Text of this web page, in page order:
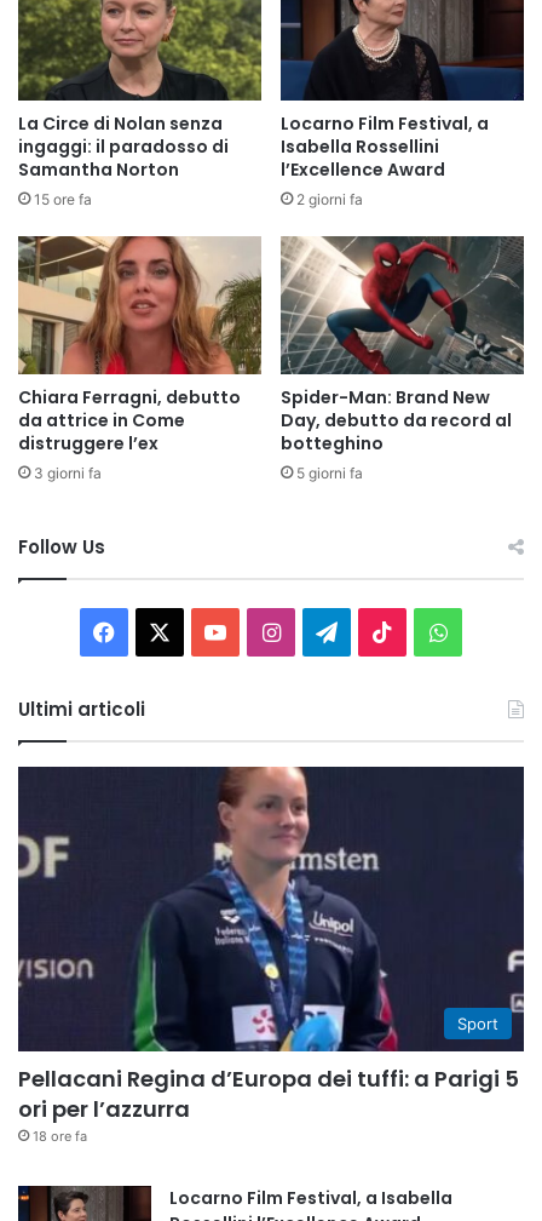
La Circe di Nolan senza
ingaggi: il paradosso di
Samantha Norton
15 ore fa
Locarno Film Festival, a
Isabella Rossellini
l’Excellence Award
2 giorni fa
Chiara Ferragni, debutto
da attrice in Come
distruggere l’ex
3 giorni fa
Spider-Man: Brand New
Day, debutto da record al
botteghino
5 giorni fa
Follow Us
Facebook You InstagramTelegram
TikTok
Ultimi articoli
Sport
Pellacani Regina d’Europa dei tuffi: a Parigi 5
ori per l’azzurra
18 ore fa
Locarno Film Festival, a Isabella